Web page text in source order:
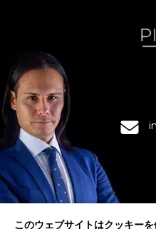
このウェブサイトはクッキー